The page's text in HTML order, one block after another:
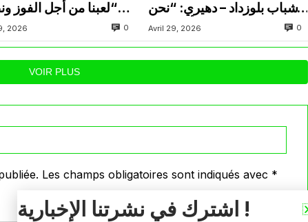
“لعبنا من أجل الفوز
لإنهاء الموسم في البوديوم”
2026 0
– شباب بلوزداد – دهيري: “نحن
جاهزون وسنقدم أقصى ما
لدينا”
Avril 29, 2026 0
VOIR PLUS
Les champs obligatoires sont indiqués avec *
اشترك في نشرتنا الإخبارية !